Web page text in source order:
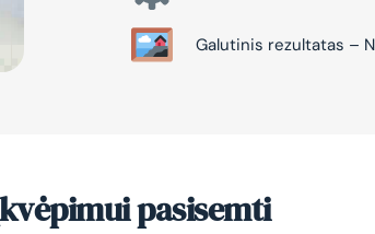
Galutinis rezultatas –
pasisemti